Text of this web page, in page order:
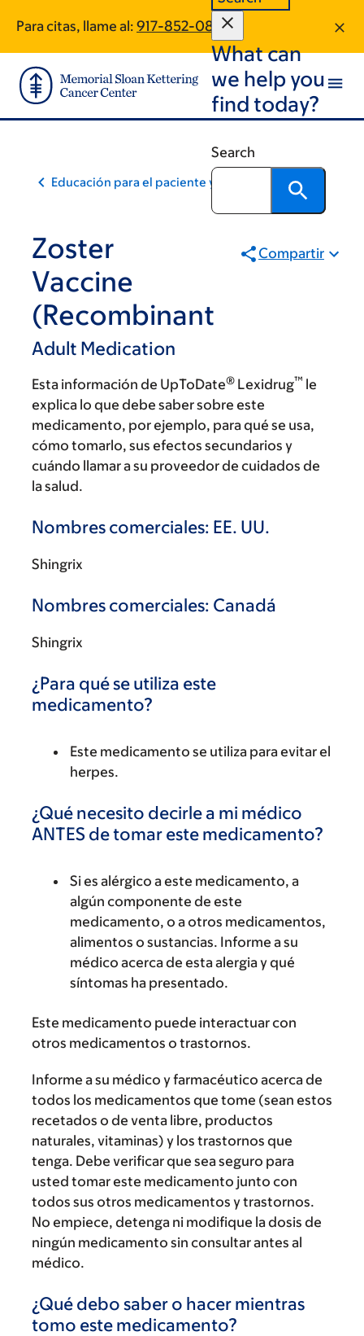
main
content
footer
Para citas, llame al: 917-852-0865
What can
we help you
find today?
Search
Educación para el paciente y la comunidad
Zoster
Vaccine
(Recombinant
Adult Medication
Compartir
Esta información de UpToDate® Lexidrug™ le
explica lo que debe saber sobre este
medicamento, por ejemplo, para qué se usa,
cómo tomarlo, sus efectos secundarios y
cuándo llamar a su proveedor de cuidados de
la salud.
Nombres comerciales: EE. UU.
Shingrix
Nombres comerciales: Canadá
Shingrix
¿Para qué se utiliza este
medicamento?
Este medicamento se utiliza para evitar el
herpes.
¿Qué necesito decirle a mi médico
ANTES de tomar este medicamento?
Si es alérgico a este medicamento, a
algún componente de este
medicamento, o a otros medicamentos,
alimentos o sustancias. Informe a su
médico acerca de esta alergia y qué
síntomas ha presentado.
Este medicamento puede interactuar con
otros medicamentos o trastornos.
Informe a su médico y farmacéutico acerca de
todos los medicamentos que tome (sean estos
recetados o de venta libre, productos
naturales, vitaminas) y los trastornos que
tenga. Debe verificar que sea seguro para
usted tomar este medicamento junto con
todos sus otros medicamentos y trastornos.
No empiece, detenga ni modifique la dosis de
ningún medicamento sin consultar antes al
médico.
¿Qué debo saber o hacer mientras
tomo este medicamento?